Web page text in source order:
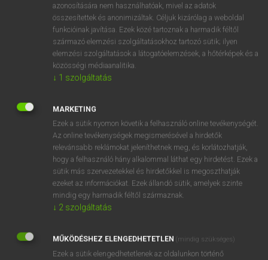
keresése szótárainkban
DÍJMENTES ANGOL SZÓTÁR
affective
affektálás
afféleképpen
affér
azonosítására nem használhatóak, mivel az adatok
összesítettek és anonimizáltak. Céljuk kizárólag a weboldal
funkcióinak javítása. Ezek közé tartoznak a harmadik féltől
származó elemzési szolgáltatásokhoz tartozó sütik; ilyen
elemzési szolgáltatások a látogatóelemzések, a hőtérképek és a
közösségi médiaanalitika.
↓ 1 szolgáltatás
MARKETING
Ezek a sütik nyomon követik a felhasználó online tevékenységét.
Az online tevékenységek megismerésével a hirdetők
relevánsabb reklámokat jeleníthetnek meg, és korlátozhatják,
hogy a felhasználó hány alkalommal láthat egy hirdetést. Ezek a
sütik más szervezetekkel és hirdetőkkel is megoszthatják
ezeket az információkat. Ezek állandó sütik, amelyek szinte
mindig egy harmadik féltől származnak.
↓ 2 szolgáltatás
MŰKÖDÉSHEZ ELENGEDHETETLEN (mindig szükséges)
Ezek a sütik elengedhetetlenek az oldalunkon történő